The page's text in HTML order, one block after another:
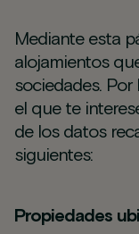
Mediante esta
alojamientos
sociedades.
el que te
de los datos
siguientes:
Propiedades